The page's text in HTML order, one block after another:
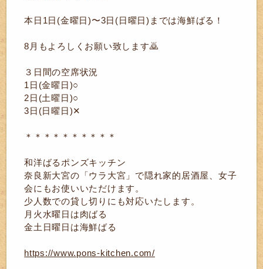
本日1日(金曜日)〜3日(日曜日)までは海鮮ばる！
8月もよろしくお願い致します🙇
３日間の空席状況
1日(金曜日)○
2日(土曜日)○
3日(日曜日)✕
＊＊＊＊＊＊＊＊＊＊
和洋ばるポンズキッチン
奈良新大宮の「ウラ大宮」で隠れ家的居酒屋、女子
会にもお使いいただけます。
少人数での貸し切りにも対応いたします。
月火水曜日は肉ばる
金土日曜日は海鮮ばる
https://www.pons-kitchen.com/